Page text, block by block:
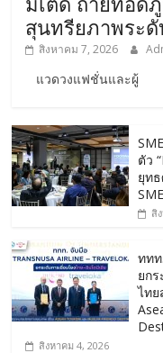
สุนทรียภาพระดั
สิงหาคม 7, 2026
แวดวงแฟชั่นและผู้
ตัว
ยุท
สิ
ทท
ยก
ไท
สิงหาคม 4, 2026